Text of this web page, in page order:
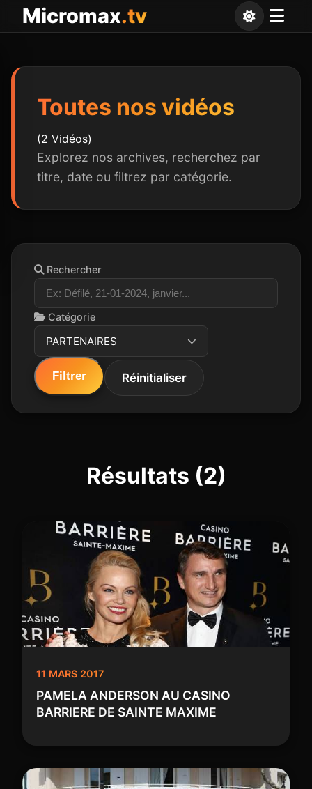
Micromax.tv
Toutes nos vidéos
(2 Vidéos)
Explorez nos archives, recherchez par
titre, date ou filtrez par catégorie.
Rechercher
Catégorie
PARTENAIRES
Filtrer Réinitialiser
Résultats (2)
11 MARS 2017
PAMELA ANDERSON AU CASINO
BARRIERE DE SAINTE MAXIME
Panneau de gestion des cookies